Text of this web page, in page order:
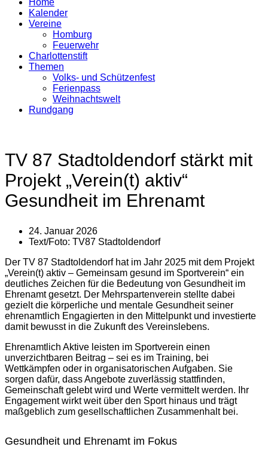
Kalender
Vereine
Homburg
Feuerwehr
Charlottenstift
Themen
Volks- und Schützenfest
Ferienpass
Weihnachtswelt
Rundgang
TV 87 Stadtoldendorf stärkt mit
Projekt „Verein(t) aktiv“
Gesundheit im Ehrenamt
24. Januar 2026
Text/Foto: TV87 Stadtoldendorf
Der TV 87 Stadtoldendorf hat im Jahr 2025 mit dem Projekt
„Verein(t) aktiv – Gemeinsam gesund im Sportverein“ ein
deutliches Zeichen für die Bedeutung von Gesundheit im
Ehrenamt gesetzt. Der Mehrspartenverein stellte dabei
gezielt die körperliche und mentale Gesundheit seiner
ehrenamtlich Engagierten in den Mittelpunkt und investierte
damit bewusst in die Zukunft des Vereinslebens.
Ehrenamtlich Aktive leisten im Sportverein einen
unverzichtbaren Beitrag – sei es im Training, bei
Wettkämpfen oder in organisatorischen Aufgaben. Sie
sorgen dafür, dass Angebote zuverlässig stattfinden,
Gemeinschaft gelebt wird und Werte vermittelt werden. Ihr
Engagement wirkt weit über den Sport hinaus und trägt
maßgeblich zum gesellschaftlichen Zusammenhalt bei.
Gesundheit und Ehrenamt im Fokus